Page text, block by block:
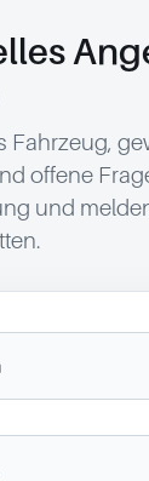
Fahrzeug,
offene
und